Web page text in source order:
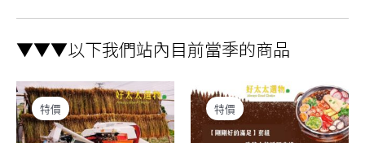
▼▼▼以下我們站內目前當季的商品
特價 特價